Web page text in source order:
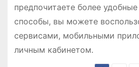
предпочитаете более
способы, вы можете
сервисами, мобильными
личным кабинетом.